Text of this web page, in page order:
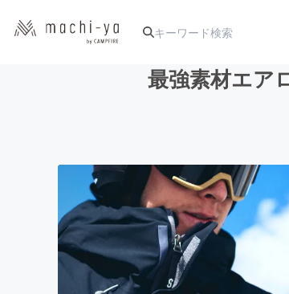
アート・写真
テクノロジー・ガジェット
映像・映画
最強素材エア